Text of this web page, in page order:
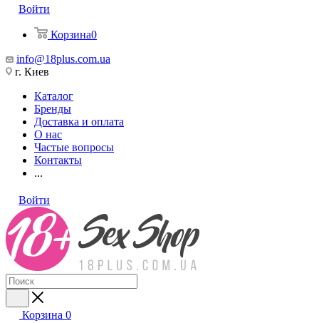
Войти
Корзина0
info@18plus.com.ua
г. Киев
Каталог
Бренды
Доставка и оплата
О нас
Частые вопросы
Контакты
...
Войти
Корзина 0